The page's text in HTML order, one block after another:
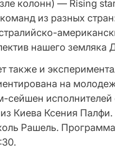
колонн) — Rising
из разных
нашего земляка
также и
на
сейшен
Киева Ксения
Рашель.